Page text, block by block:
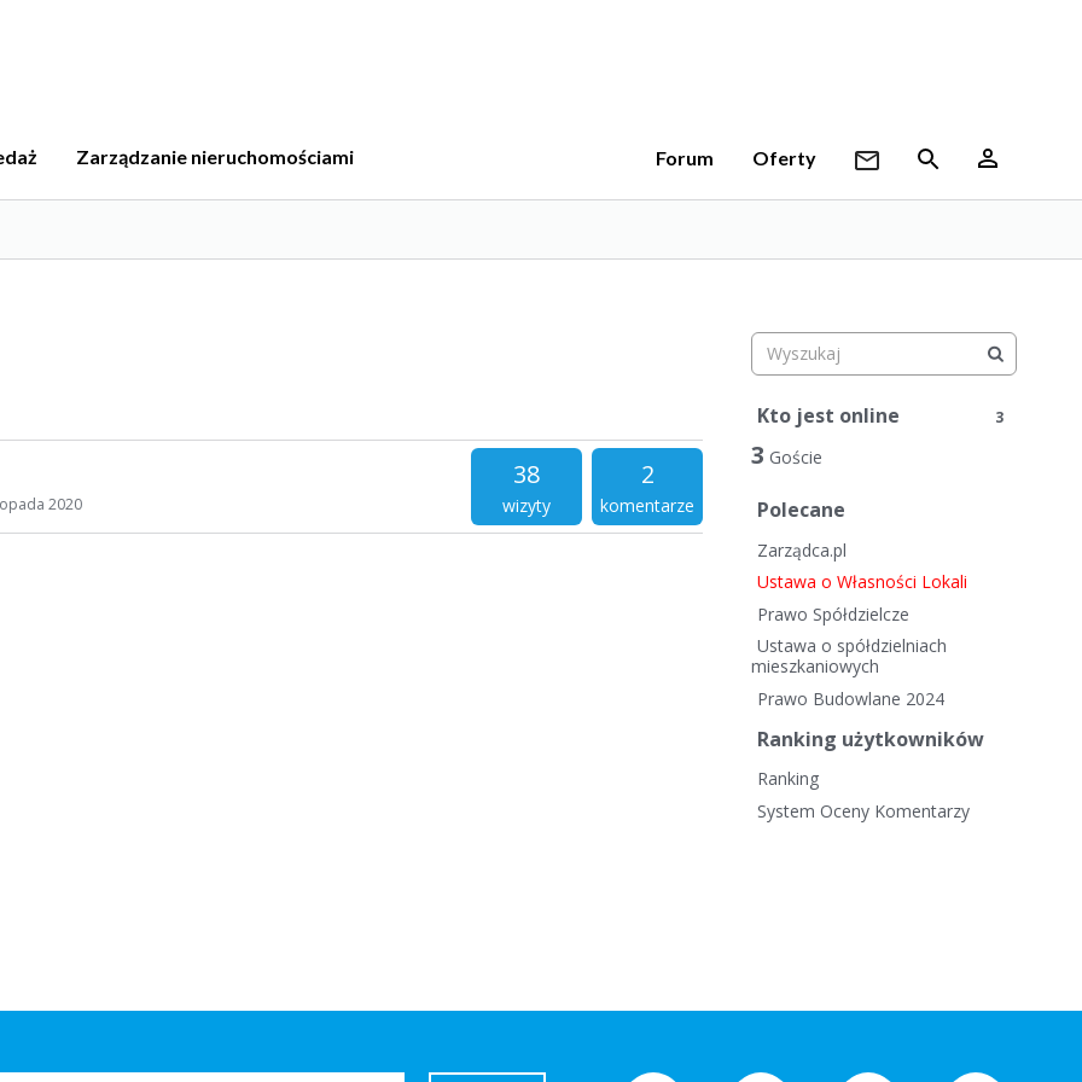
Zarządzanie nieruchomościami Forum Oferty
38
wizyty
2
komentarze
2020
Kto jest online 3
3 Goście
Polecane
Zarządca.pl
Ustawa o Własności Lokali
Prawo Spółdzielcze
Ustawa o spółdzielniach
mieszkaniowych
Prawo Budowlane 2024
Ranking użytkowników
Ranking
System Oceny Komentarzy